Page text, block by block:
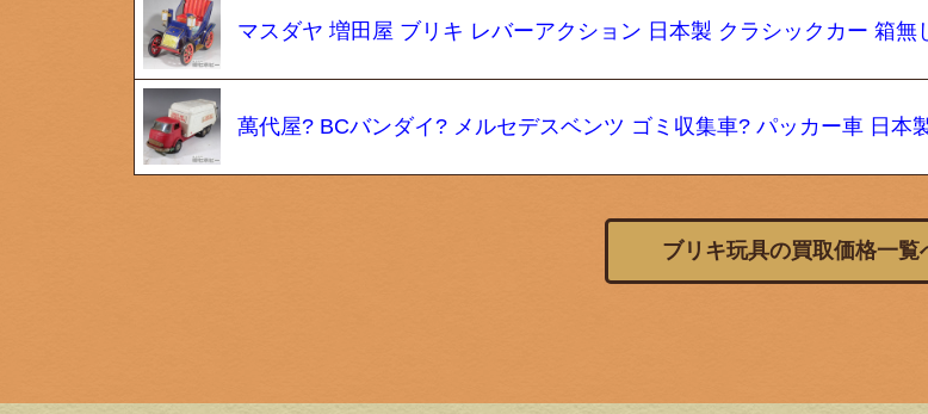
マスダヤ 増田屋 ブリキ レバーアクション 日本製 クラシックカー 箱無
萬代屋? BCバンダイ? メルセデスベンツ ゴミ収集車? パッカー車 日本
ブリキ玩具の買取価格一覧